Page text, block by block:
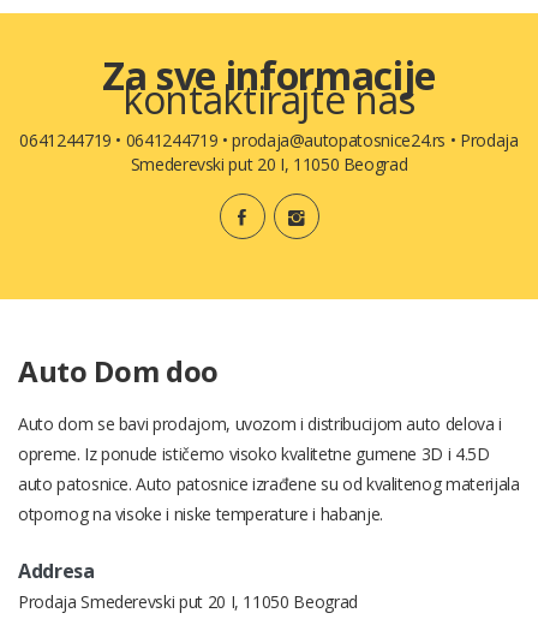
Za sve informacije
kontaktirajte nas
0641244719 • 0641244719 •prodaja@autopatosnice24.rs • Prodaja
Smederevski put 20 I, 11050 Beograd
Auto Dom doo
Auto dom se bavi prodajom, uvozom i distribucijom auto delova i
opreme. Iz ponude ističemo visoko kvalitetne gumene 3D i 4.5D
auto patosnice. Auto patosnice izrađene su od kvalitenog materijala
otpornog na visoke i niske temperature i habanje.
Addresa
Prodaja Smederevski put 20 I, 11050 Beograd